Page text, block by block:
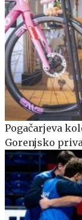
Pogačarjeva
Gorenjsko